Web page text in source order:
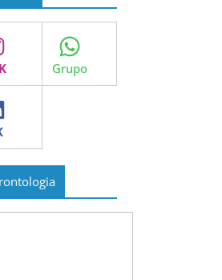
WhatsApp